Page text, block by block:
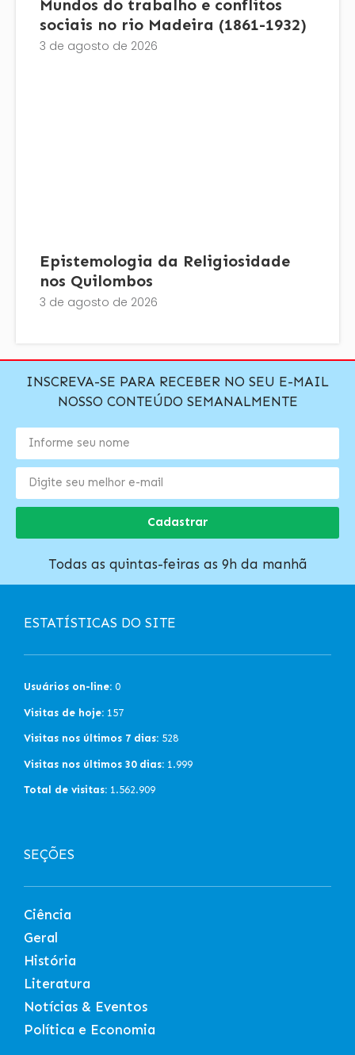
Mundos do trabalho e conflitos
sociais no rio Madeira (1861-1932)
3 de agosto de 2026
Epistemologia da Religiosidade
nos Quilombos
3 de agosto de 2026
INSCREVA-SE PARA RECEBER NO SEU E-MAIL
NOSSO CONTEÚDO SEMANALMENTE
Cadastrar
Todas as quintas-feiras as 9h da manhã
ESTATÍSTICAS DO SITE
Usuários on-line: 0
Visitas de hoje: 157
Visitas nos últimos 7 dias: 528
Visitas nos últimos 30 dias: 1.999
Total de visitas: 1.562.909
SEÇÕES
Ciência
Geral
História
Literatura
Notícias & Eventos
Política e Economia